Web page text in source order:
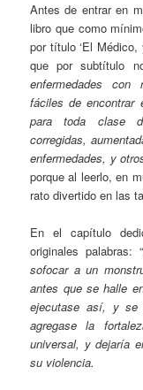
Antes de entrar en
libro que como
por título ‘El
que por subtítulo
enfermedades con
fáciles de encontrar
para toda clase
corregidas,
enfermedades, y
porque al leerlo, en
rato divertido en las
En el capítulo
originales palabras: “
sofocar a un
antes que se halle
ejecutase así, y
agregase la
universal, y dejaría
su violencia.